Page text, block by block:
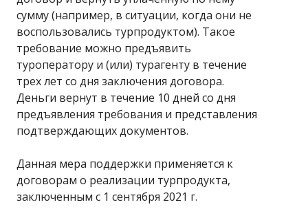
сумму (например, в ситуации, когда они не
воспользовались турпродуктом). Такое
требование можно предъявить
туроператору и (или) турагенту в течение
трех лет со дня заключения договора.
Деньги вернут в течение 10 дней со дня
предъявления требования и представления
подтверждающих документов.
Данная мера поддержки применяется к
договорам о реализации турпродукта,
заключенным с 1 сентября 2021 г.